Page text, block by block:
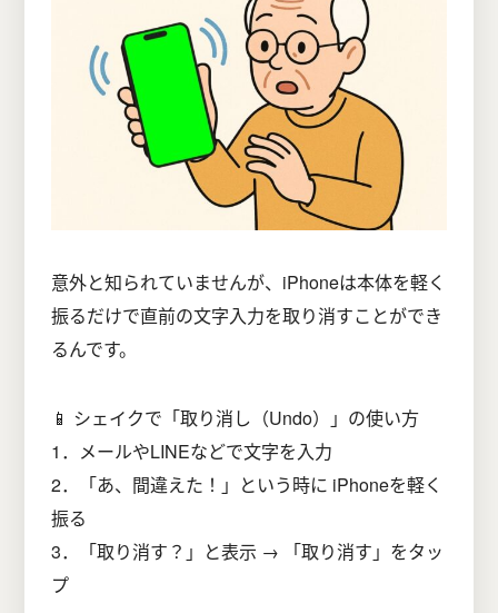
意外と知られていませんが、iPhoneは本体を軽く
振るだけで直前の文字入力を取り消すことができ
るんです。
📱 シェイクで「取り消し（Undo）」の使い方
1．メールやLINEなどで文字を入力
2．「あ、間違えた！」という時に iPhoneを軽く
振る
3．「取り消す？」と表示 → 「取り消す」をタッ
プ